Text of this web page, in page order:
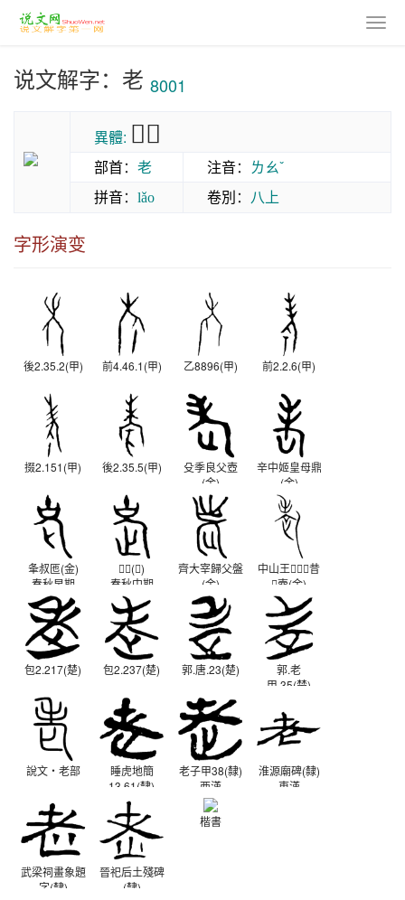
说文解字：老 8001
異體: 𦒳𠈣
部首： 老 注音： ㄌㄠˇ
拼音： lǎo 卷別： 八上
字形演变
後2.35.2(甲) 前4.46.1(甲) 乙8896(甲) 前2.2.6(甲)
掇2.151(甲) 後2.35.5(甲)
殳季良父壺
(金)
西周晚期
辛中姬皇母鼎
(金)
西周晚期
夆叔匜(金)
春秋早期
𦅫鎛(金)
春秋中期
齊大宰歸父盤
(金)
春秋
中山王昔
壺(金)
戰國晚期
包2.217(楚) 包2.237(楚) 郭.唐.23(楚)
郭.老
甲.35(楚)
說文‧老部
睡虎地簡
13.61(隸)
秦
老子甲38(隸)
西漢
淮源廟碑(隸)
東漢
武梁祠畫象題
字(隸)
晉祀后土殘碑
(隸)
楷書